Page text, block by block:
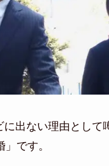
出ない理由として
」です。